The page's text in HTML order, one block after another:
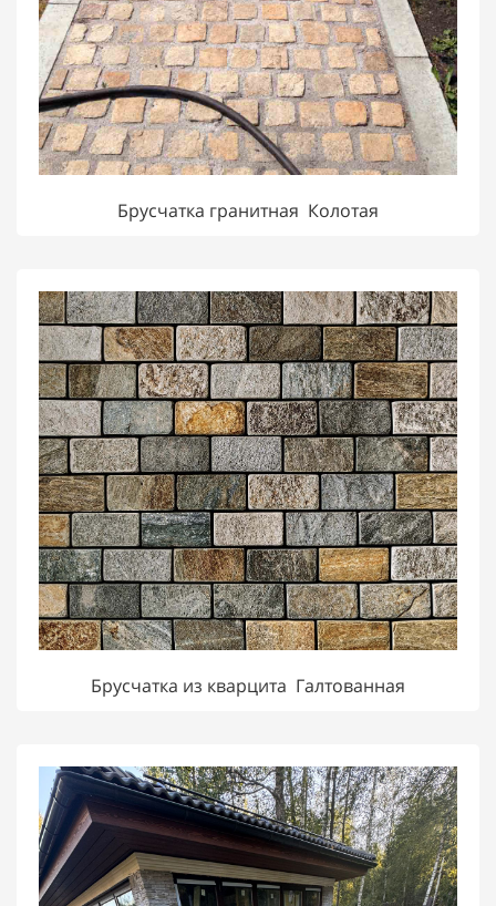
Брусчатка гранитная Колотая
Брусчатка из кварцита Галтованная